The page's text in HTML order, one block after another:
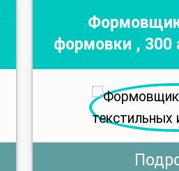
формовки , 300